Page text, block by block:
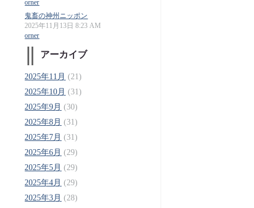
orner
鬼畜の神州ニッポン
2025年11月13日 8:23 AM
orner
アーカイブ
2025年11月 (21)
2025年10月 (31)
2025年9月 (30)
2025年8月 (31)
2025年7月 (31)
2025年6月 (29)
2025年5月 (29)
2025年4月 (29)
2025年3月 (28)